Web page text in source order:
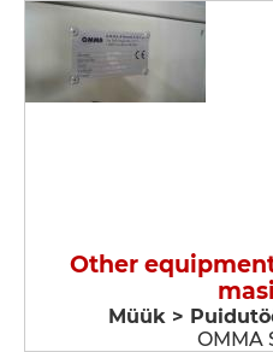
Other
Müük >
OMMA